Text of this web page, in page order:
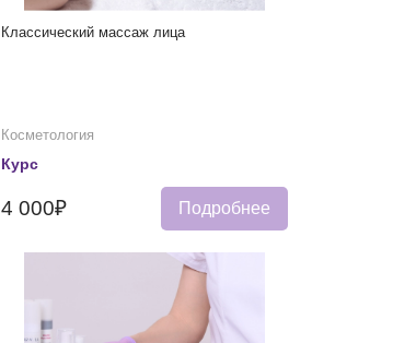
Классический массаж лица
Косметология
Курс
4 000₽ Подробнее